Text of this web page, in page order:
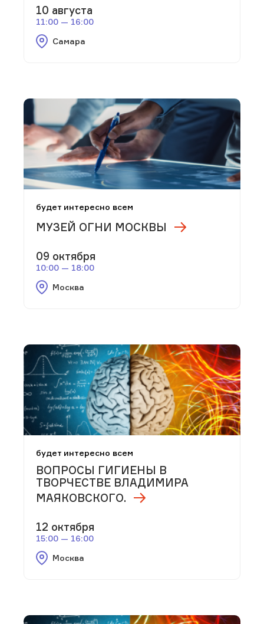
10 августа
11:00 — 16:00
Самара
будет интересно всем
МУЗЕЙ ОГНИ МОСКВЫ
09 октября
10:00 — 18:00
Москва
будет интересно всем
ВОПРОСЫ ГИГИЕНЫ В
ТВОРЧЕСТВЕ ВЛАДИМИРА
МАЯКОВСКОГО.
12 октября
15:00 — 16:00
Москва